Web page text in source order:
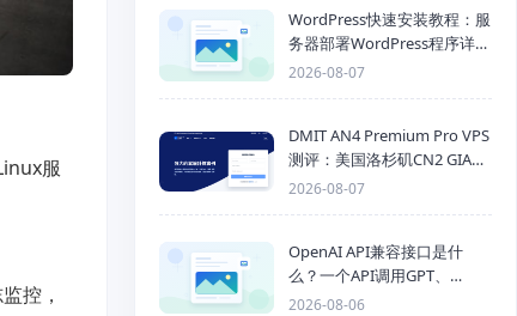
服
控，
WordPress快速安装教程：服
务器部署WordPress程序详细
步骤
2026-08-07
DMIT AN4 Premium Pro VPS
测评：美国洛杉矶CN2 GIA三
网优化线路性能测试
2026-08-07
OpenAI API兼容接口是什
么？一个API调用GPT、
Claude、Gemini、DeepSeek
2026-08-06